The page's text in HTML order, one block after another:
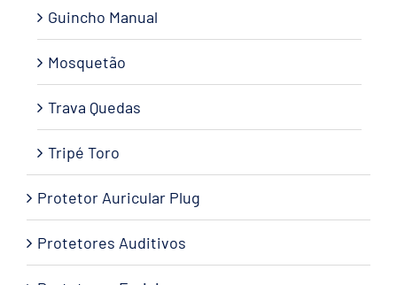
Guincho Manual
Mosquetão
Trava Quedas
Tripé Toro
Protetor Auricular Plug
Protetores Auditivos